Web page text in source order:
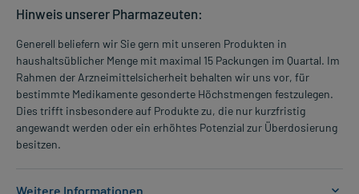
Hinweis unserer Pharmazeuten:
Generell beliefern wir Sie gern mit unseren Produkten in
haushaltsüblicher Menge mit maximal 15 Packungen im Quartal. Im
Rahmen der Arzneimittelsicherheit behalten wir uns vor, für
bestimmte Medikamente gesonderte Höchstmengen festzulegen.
Dies trifft insbesondere auf Produkte zu, die nur kurzfristig
angewandt werden oder ein erhöhtes Potenzial zur Überdosierung
besitzen.
Weitere Informationen